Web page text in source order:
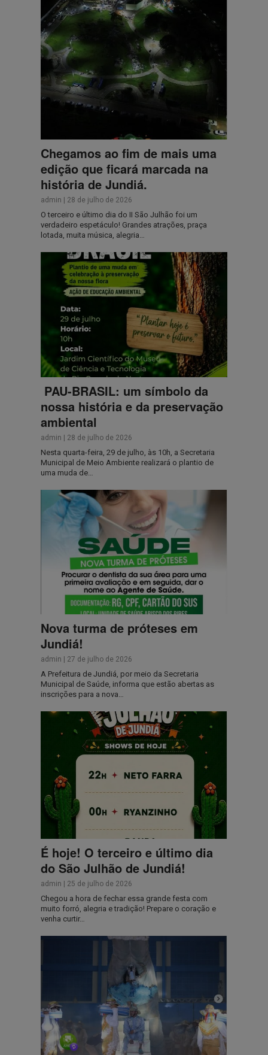
Chegamos ao fim de mais uma
edição que ficará marcada na
história de Jundiá.
admin 28 de julho de 2026
O terceiro e último dia do II São Julhão foi um
verdadeiro espetáculo! Grandes atrações, praça
lotada, muita música, alegria…
PAU-BRASIL: um símbolo da
nossa história e da preservação
ambiental
admin | 28 de julho de 2026
Nesta quarta-feira, 29 de julho, às 10h, a Secretaria
Municipal de Meio Ambiente realizará o plantio de
uma muda de…
Nova turma de próteses em
Jundiá!
admin 27 de julho de 2026
A Prefeitura de Jundiá, por meio da Secretaria
Municipal de Saúde, informa que estão abertas as
inscrições para a nova…
É hoje! O terceiro e último dia
do São Julhão de Jundiá!
admin | 25 de julho de 2026
Chegou a hora de fechar essa grande festa com
muito forró, alegria e tradição! Prepare o coração e
venha curtir…